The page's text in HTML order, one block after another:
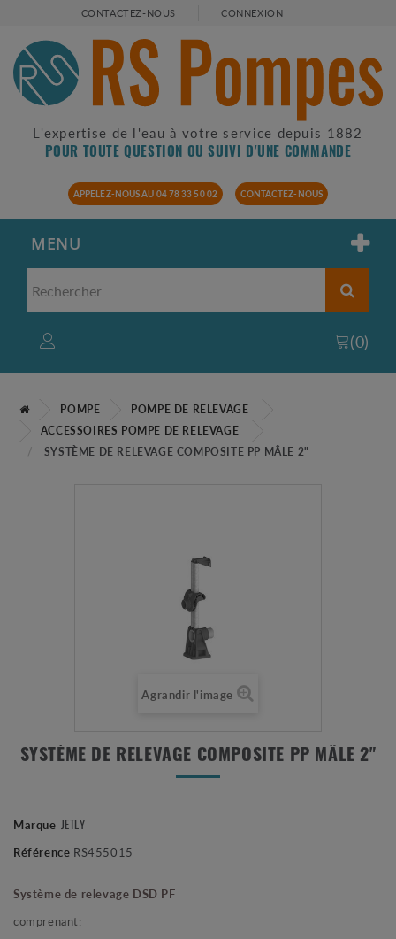
CONTACTEZ-NOUS CONNEXION
L'expertise de l'eau à votre service depuis 1882
POUR TOUTE QUESTION OU SUIVI D'UNE COMMANDE
APPELEZ-NOUS AU 04 78 33 50 02 CONTACTEZ-NOUS
MENU
(0)
POMPE
POMPE DE RELEVAGE
ACCESSOIRES POMPE DE RELEVAGE
SYSTÈME DE RELEVAGE COMPOSITE PP MÂLE 2"
Agrandir l'image
SYSTÈME DE RELEVAGE COMPOSITE PP MÂLE 2"
Marque JETLY
Référence RS455015
Système de relevage DSD PF
comprenant: